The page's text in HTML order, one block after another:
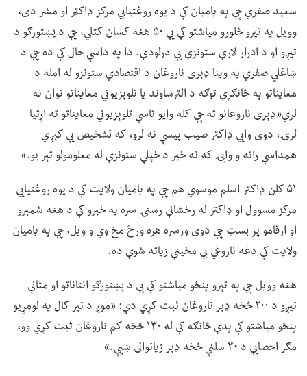
سعید صفري چې په بامیان کې د یوه روغتیايي مرکز ډاکټر او مشر دی،
وویل په تیرو څلورو میاشتو کې یې ۵۰ هغه کسان کتلي، چې د پښتورګو د
تیږو او د ادرار لارې ستونزې یې درلودې. دا په داسې حال کې ده چې د
ښاغلي صفري په وینا ډېری ناروغان د اقتصادي ستونزو له امله د
معایناتو په ځانګړې توګه د الټرساوند یا تلوېزیوني معایناتو توان نه
لري«ډېری ناروغانو ته چې کله وایو تاسې تلوېزیوني معایناتو ته اړتیا
لرۍ، دوی وايي ډاکتر صیب پیسې نه لرو، که تشخیص یې کېږي
همداسې راته و وایۍ که نه خیر د خپلې ستونزې له معلومولو تېر یو.»
۵۱ کلن ډاکتر اسلم موسوي هم چې په بامیان ولایت کې د یوه روغتیايي
مرکز مسوول او ډاکتر له رخشانې رسنۍ سره په خبرو کې د هغه شمېرو
او ارقامو پر بسټ چې دوی ورسره هره ورځ مخ وي و ویل، چې په بامیان
ولایت کې دغه ناروغي بې مخینې زیاته شوې ده.
هغه وویل چې په تېرو پنځو میاشتو کې یې د پښتورګو انتاناتو او مثانې
تیږو د ۲۰۰ څخه ډېر ناروغان ثبت کړي دي: «موږ د تېر کال په لومړیو
پنځو میاشتو کې پدې څانګه کې له ۱۳۰ څخه کم ناروغان ثبت کړي وو،
مګر احصایې د ۳۰ سلنې څخه ډېر زیاتوالی ښیې.»